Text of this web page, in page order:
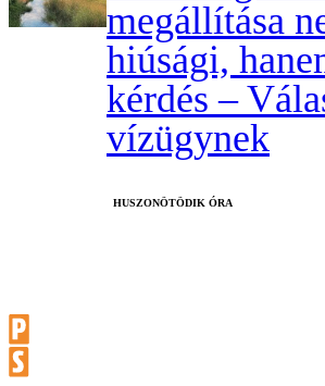
megállítása
hiúsági,
kérdés –
vízügynek
HUSZONÖTÖDIK ÓRA